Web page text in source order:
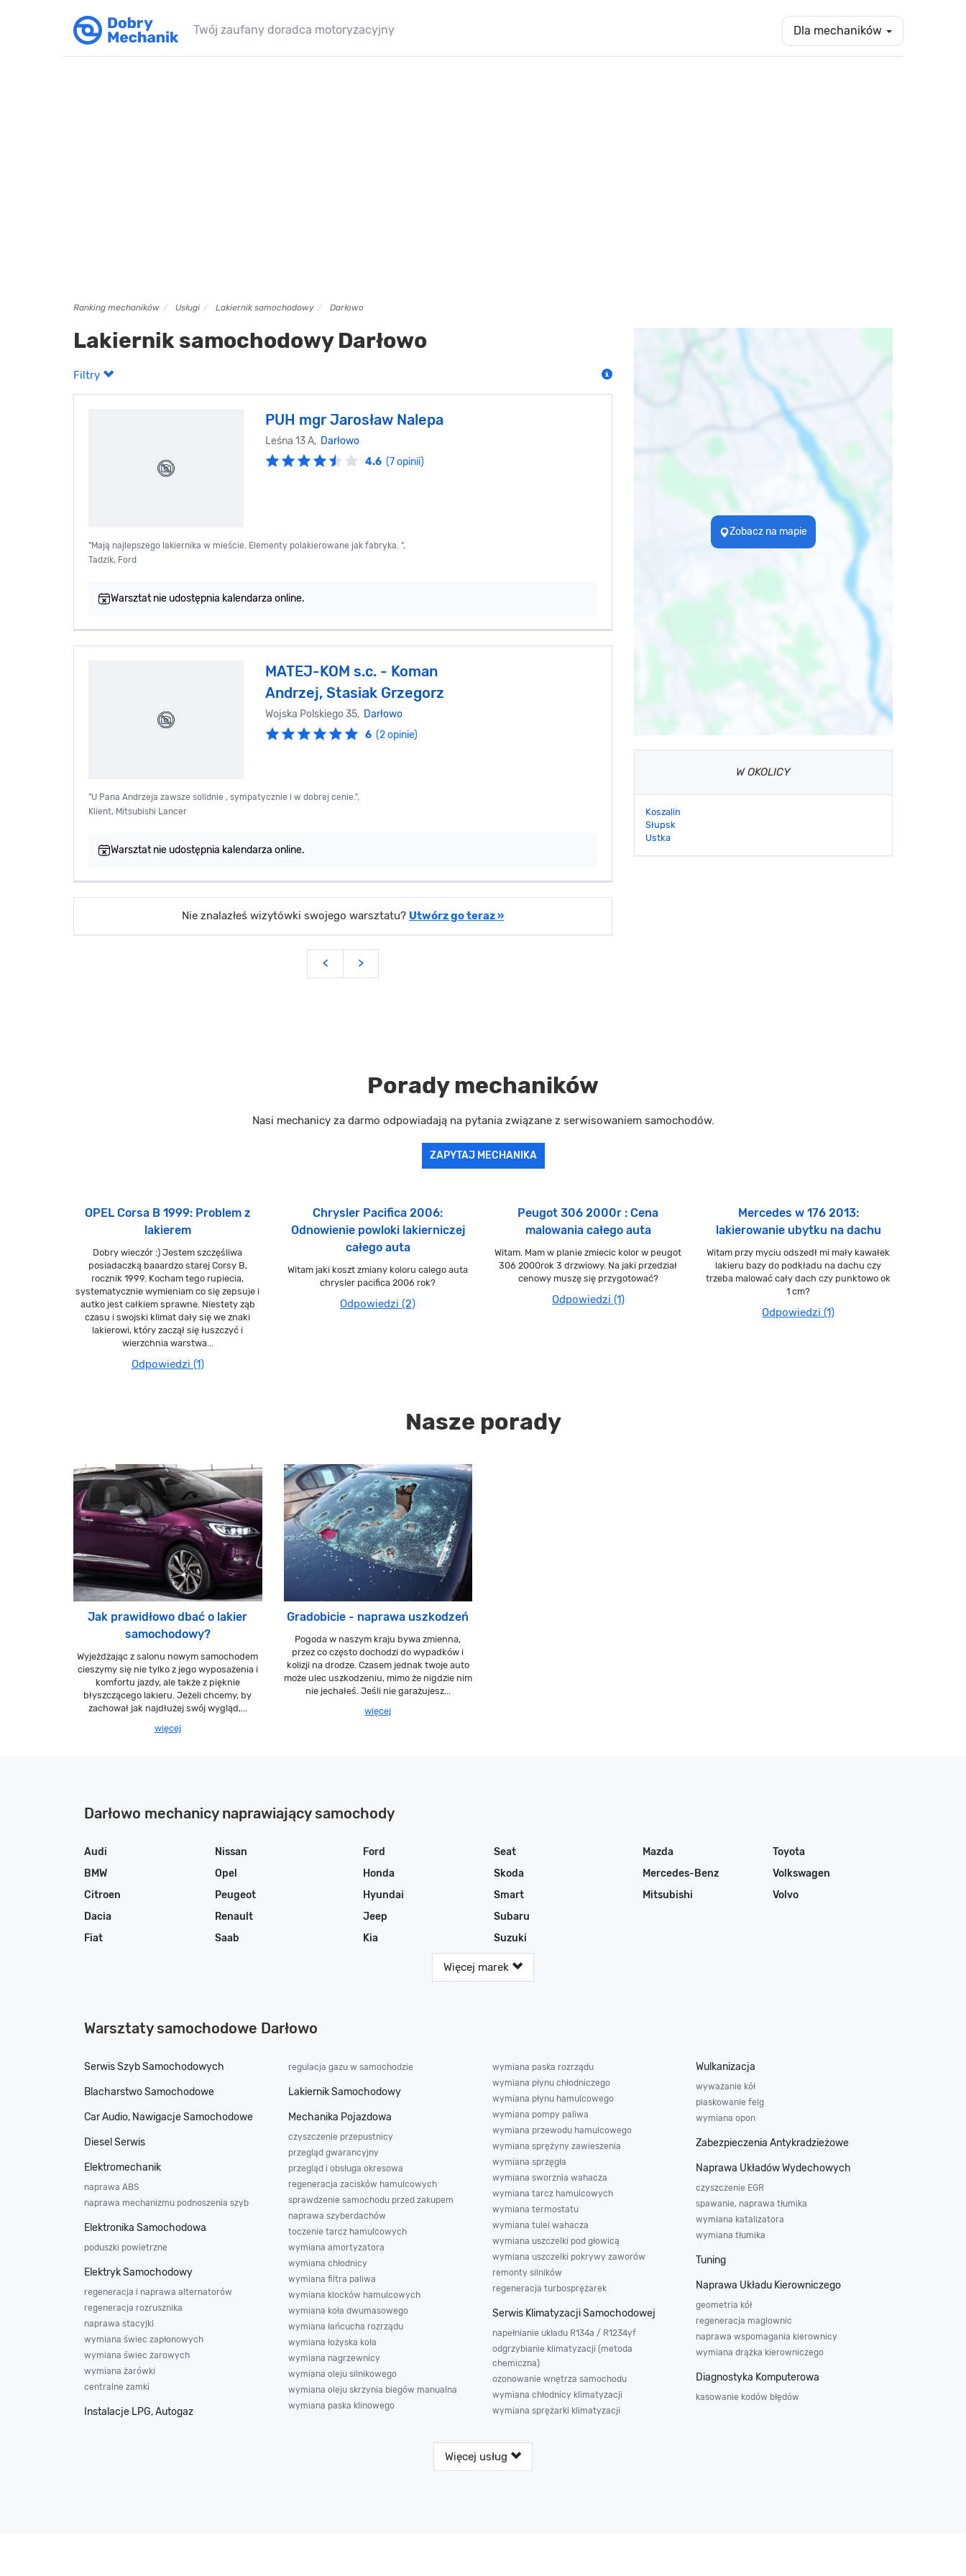
Twój zaufany doradca motoryzacyjny Dla mechaników
Ranking mechaników Usługi Lakiernik samochodowy Darłowo
Lakiernik samochodowy Darłowo
Filtry
PUH mgr Jarosław Nalepa
Leśna 13 A, Darłowo
4.6 (7 opinii)
"Mają najlepszego lakiernika w mieście. Elementy polakierowane jak fabryka. ",
Tadzik, Ford
Warsztat nie udostępnia kalendarza online.
MATEJ-KOM s.c. - Koman
Andrzej, Stasiak Grzegorz
Wojska Polskiego 35, Darłowo
6 (2 opinie)
"U Pana Andrzeja zawsze solidnie , sympatycznie i w dobrej cenie.",
Klient, Mitsubishi Lancer
Warsztat nie udostępnia kalendarza online.
Nie znalazłeś wizytówki swojego warsztatu? Utwórz go teraz »
< >
Zobacz na mapie
W OKOLICY
Koszalin
Słupsk
Ustka
Porady mechaników
Nasi mechanicy za darmo odpowiadają na pytania związane z serwisowaniem samochodów.
ZAPYTAJ MECHANIKA
OPEL Corsa B 1999: Problem z
lakierem
Dobry wieczór :) Jestem szczęśliwa
posiadaczką baaardzo starej Corsy B,
rocznik 1999. Kocham tego rupiecia,
systematycznie wymieniam co się zepsuje i
autko jest całkiem sprawne. Niestety ząb
czasu i swojski klimat dały się we znaki
lakierowi, który zaczął się łuszczyć i
wierzchnia warstwa...
Odpowiedzi (1)
Chrysler Pacifica 2006:
Odnowienie powloki lakierniczej
całego auta
Witam jaki koszt zmiany koloru calego auta
chrysler pacifica 2006 rok?
Odpowiedzi (2)
Peugot 306 2000r : Cena
malowania całego auta
Witam. Mam w planie zmiecic kolor w peugot
306 2000rok 3 drzwiowy. Na jaki przedział
cenowy muszę się przygotować?
Odpowiedzi (1)
Mercedes w 176 2013:
lakierowanie ubytku na dachu
Witam przy myciu odszedł mi mały kawałek
lakieru bazy do podkładu na dachu czy
trzeba malować cały dach czy punktowo ok
1 cm?
Odpowiedzi (1)
Nasze porady
Jak prawidłowo dbać o lakier
samochodowy?
Wyjeżdżając z salonu nowym samochodem
cieszymy się nie tylko z jego wyposażenia i
komfortu jazdy, ale także z pięknie
błyszczącego lakieru. Jeżeli chcemy, by
zachował jak najdłużej swój wygląd,...
więcej
Gradobicie - naprawa uszkodzeń
Pogoda w naszym kraju bywa zmienna,
przez co często dochodzi do wypadków i
kolizji na drodze. Czasem jednak twoje auto
może ulec uszkodzeniu, mimo że nigdzie nim
nie jechałeś. Jeśli nie garażujesz...
więcej
Darłowo mechanicy naprawiający samochody
Audi
BMW
Citroen
Dacia
Fiat
Ford
Honda
Hyundai
Jeep
Kia
Mazda
Mercedes-Benz
Mitsubishi
Nissan
Opel
Peugeot
Renault
Saab
Seat
Skoda
Smart
Subaru
Suzuki
Toyota
Volkswagen
Volvo
Więcej marek
Warsztaty samochodowe Darłowo
Serwis Szyb Samochodowych
Blacharstwo Samochodowe
Car Audio, Nawigacje Samochodowe
Diesel Serwis
Elektromechanik
naprawa ABS
naprawa mechanizmu podnoszenia szyb
Elektronika Samochodowa
poduszki powietrzne
Elektryk Samochodowy
regeneracja i naprawa alternatorów
regeneracja rozrusznika
naprawa stacyjki
wymiana świec zapłonowych
wymiana świec żarowych
wymiana żarówki
centralne zamki
Instalacje LPG, Autogaz
regulacja gazu w samochodzie
Lakiernik Samochodowy
Mechanika Pojazdowa
czyszczenie przepustnicy
przegląd gwarancyjny
przegląd i obsługa okresowa
regeneracja zacisków hamulcowych
sprawdzenie samochodu przed zakupem
naprawa szyberdachów
toczenie tarcz hamulcowych
wymiana amortyzatora
wymiana chłodnicy
wymiana filtra paliwa
wymiana klocków hamulcowych
wymiana koła dwumasowego
wymiana łańcucha rozrządu
wymiana łożyska koła
wymiana nagrzewnicy
wymiana oleju silnikowego
wymiana oleju skrzynia biegów manualna
wymiana paska klinowego
wymiana paska rozrządu
wymiana płynu chłodniczego
wymiana płynu hamulcowego
wymiana pompy paliwa
wymiana przewodu hamulcowego
wymiana sprężyny zawieszenia
wymiana sprzęgła
wymiana sworznia wahacza
wymiana tarcz hamulcowych
wymiana termostatu
wymiana tulei wahacza
wymiana uszczelki pod głowicą
wymiana uszczelki pokrywy zaworów
remonty silników
regeneracja turbosprężarek
Serwis Klimatyzacji Samochodowej
napełnianie układu R134a / R1234yf
odgrzybianie klimatyzacji (metoda
chemiczna)
ozonowanie wnętrza samochodu
wymiana chłodnicy klimatyzacji
wymiana sprężarki klimatyzacji
Wulkanizacja
wyważanie kół
piaskowanie felg
wymiana opon
Zabezpieczenia Antykradzieżowe
Naprawa Układów Wydechowych
czyszczenie EGR
spawanie, naprawa tłumika
wymiana katalizatora
wymiana tłumika
Tuning
Naprawa Układu Kierowniczego
geometria kół
regeneracja maglownic
naprawa wspomagania kierownicy
wymiana drążka kierowniczego
Diagnostyka Komputerowa
kasowanie kodów błędów
Więcej usług